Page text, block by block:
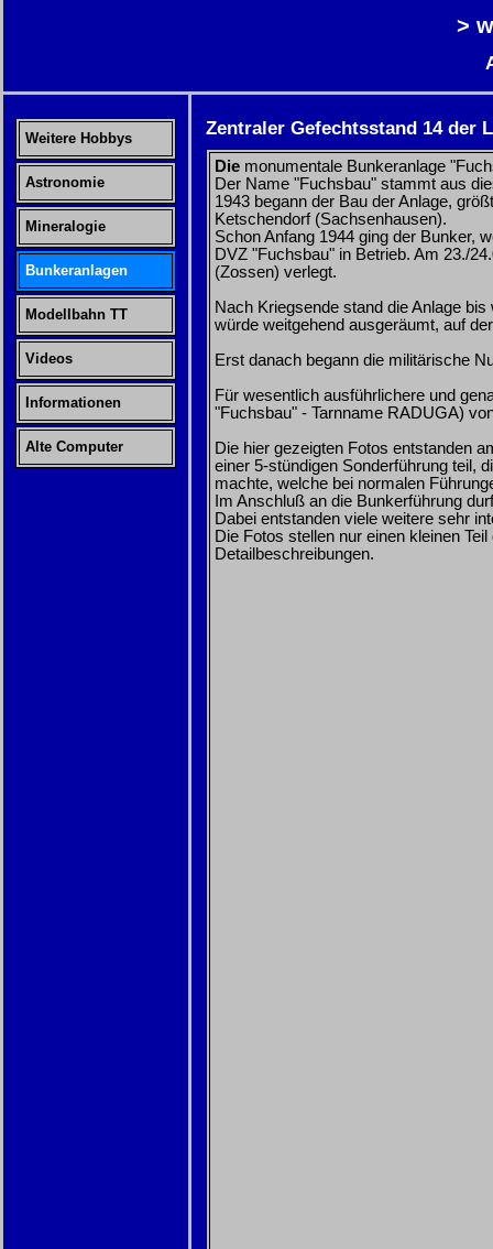
>
Weitere Hobbys
Astronomie
Mineralogie
Bunkeranlagen
Modellbahn TT
Videos
Informationen
Alte Computer
Zentraler Gefechtsstand 14 der
Die monumentale Bunkeranlage
Der Name "Fuchsbau" stammt aus
1943 begann der Bau der Anlage,
Ketschendorf (Sachsenhausen).
Schon Anfang 1944 ging der Bunker,
DVZ "Fuchsbau" in Betrieb. Am 23./
(Zossen) verlegt.
Nach Kriegsende stand die Anlage
würde weitgehend ausgeräumt, auf
Erst danach begann die militärische
Für wesentlich ausführlichere und
"Fuchsbau" - Tarnname RADUGA)
Die hier gezeigten Fotos entstanden
einer 5-stündigen Sonderführung teil,
machte, welche bei normalen
Im Anschluß an die Bunkerführung
Dabei entstanden viele weitere sehr
Die Fotos stellen nur einen kleinen
Detailbeschreibungen.